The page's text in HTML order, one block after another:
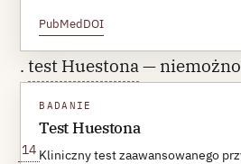
PubMedDOI
.test Huestona
BADANIE
Test Huestona
Kliniczny test zaawansowanego
—
płaskiej dłoni na blacie
klasycznym progiem
14